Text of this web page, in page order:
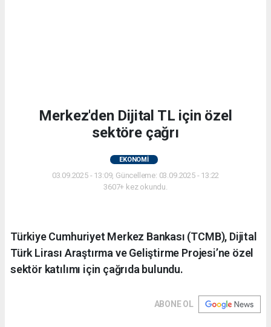
Merkez'den Dijital TL için özel
sektöre çağrı
EKONOMİ
03.09.2025 - 13:09, Güncelleme: 03.09.2025 - 13:22
3607+ kez okundu.
Türkiye Cumhuriyet Merkez Bankası (TCMB), Dijital
Türk Lirası Araştırma ve Geliştirme Projesi’ne özel
sektör katılımı için çağrıda bulundu.
ABONE OL